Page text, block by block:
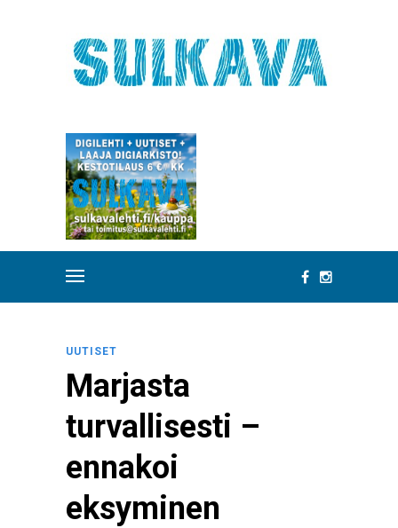
UUTISET
Marjasta
turvallisesti –
ennakoi
eksyminen